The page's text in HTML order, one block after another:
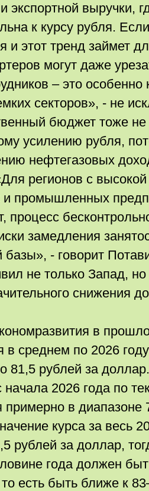
экспортной выручки,
к курсу рубля.
и этот тренд займет
могут даже
– это особенно
секторов», - не
бюджет тоже не
усилению рубля,
нефтегазовых
регионов с
и промышленных
процесс
замедления
базы», - говорит
не только Запад,
снижения
в
в среднем по 2026
81,5 рублей за
начала 2026 года по
примерно в
курса за весь
рублей за доллар,
года должен
то есть быть ближе к